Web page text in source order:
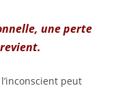
une perte
peut